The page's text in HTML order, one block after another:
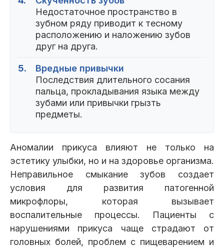
Недостаточное пространство в
зубном ряду приводит к тесному
расположению и наложению зубов
друг на друга.
5.
Вредные привычки
Последствия длительного сосания
пальца, прокладывания языка между
зубами или привычки грызть
предметы.
Аномалии прикуса влияют не только на
эстетику улыбки, но и на здоровье организма.
Неправильное смыкание зубов создает
условия для развития патогенной
микрофлоры, которая вызывает
воспалительные процессы. Пациенты с
нарушениями прикуса чаще страдают от
головных болей, проблем с пищеварением и